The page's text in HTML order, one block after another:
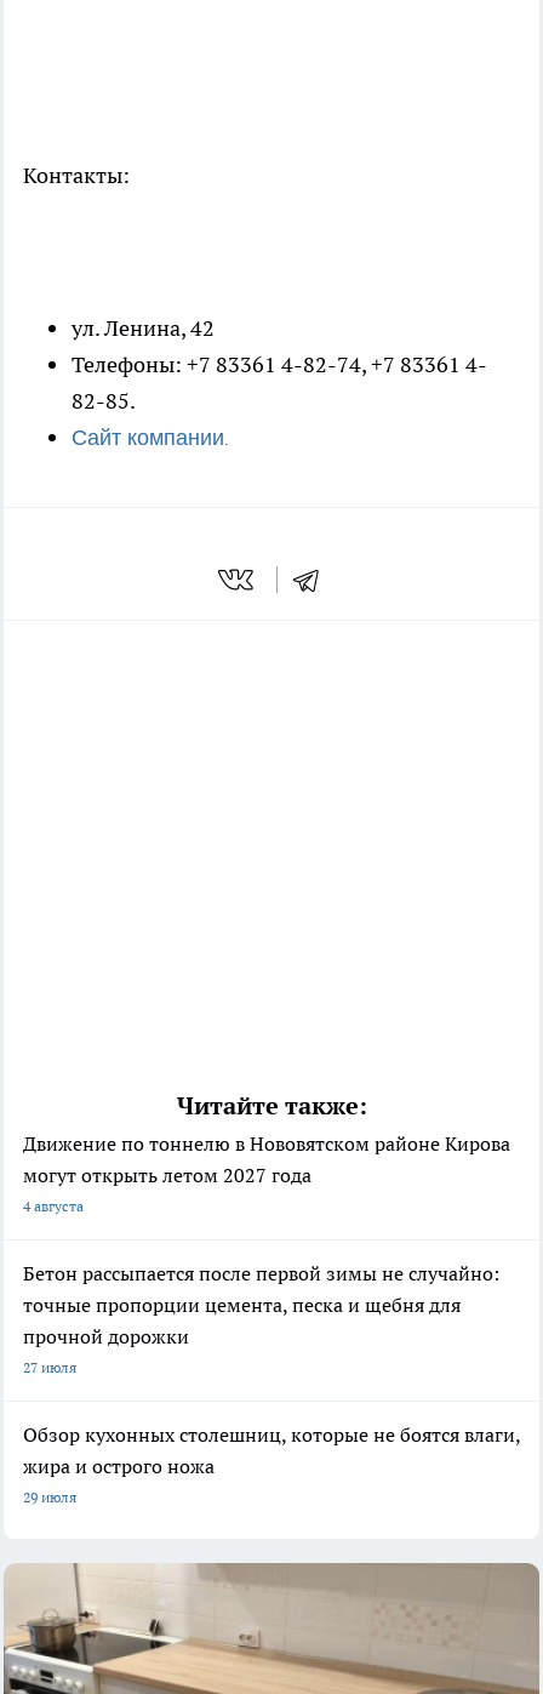
Контакты:
ул. Ленина, 42
Телефоны: +7 83361 4-82-74, +7 83361 4-
82-85.
Сайт компании.
Читайте также:
Движение по тоннелю в Нововятском районе Кирова
могут открыть летом 2027 года
4 августа
Бетон рассыпается после первой зимы не случайно:
точные пропорции цемента, песка и щебня для
прочной дорожки
27 июля
Обзор кухонных столешниц, которые не боятся влаги,
жира и острого ножа
29 июля